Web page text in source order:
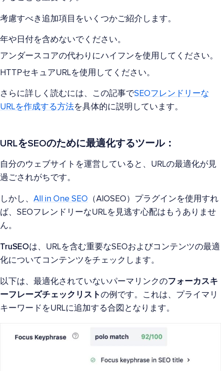
考慮すべき追加項目をいくつかご紹介します。
年や日付を含めないでください。
アンダースコアの代わりにハイフンを使用してください。
HTTPセキュアURLを使用してください。
さらに詳しく読むには、この記事でSEOフレンドリーな
URLを作成する方法を具体的に説明しています。
URLをSEOのために最適化するツール：
自分のウェブサイトを運営していると、URLの最適化が見
過ごされがちです。
しかし、 All in One SEO （AIOSEO）プラグインを使用すれ
ば、SEOフレンドリーなURLを見逃す心配はもうありませ
ん。
TruSEOは、URLを含む重要なSEOおよびコンテンツの最適
化についてコンテンツをチェックします。
以下は、最適化されていないパーマリンクのフォーカスキ
ーフレーズチェックリストの例です。これは、プライマリ
キーワードをURLに追加する合図となります。